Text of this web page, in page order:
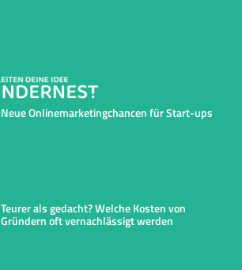
Neue Onlinemarketingchancen für Start-ups
Teurer als gedacht? Welche Kosten von
Gründern oft vernachlässigt werden